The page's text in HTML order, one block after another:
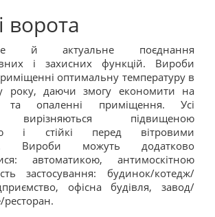
ворота
й актуальне поєднання
і захисних функцій. Вироби
оптимальну температуру в
року, даючи змогу економити на
та опаленні приміщення. Усі
вирізняються підвищеною
і стійкі перед вітровими
Вироби можуть додатково
автоматикою, антимоскітною
застосування: будинок/котедж/
офісна будівля, завод/